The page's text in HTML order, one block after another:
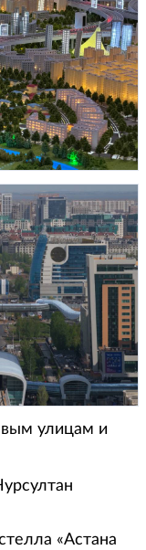
улицам и
«Астана